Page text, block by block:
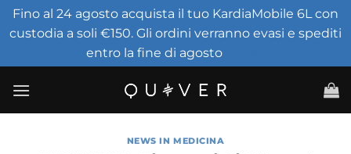
Fino al 24 agosto acquista il tuo KardiaMobile 6L con
custodia a soli €150. Gli ordini verranno evasi e spediti
entro la fine di agosto
contenuti
NEWS IN MEDICINA